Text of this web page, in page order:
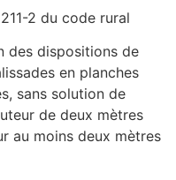
2 du code rural
des dispositions de
en planches
sans solution de
de deux mètres
au moins deux mètres